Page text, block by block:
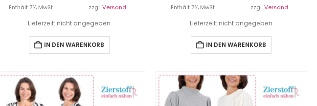
Enthält 7% MwSt. zzgl.Versand
Lieferzeit: nicht angegeben
IN DEN WARENKORB
Enthält 7% MwSt. zzgl.Versand
Lieferzeit: nicht angegeben
IN DEN WARENKORB